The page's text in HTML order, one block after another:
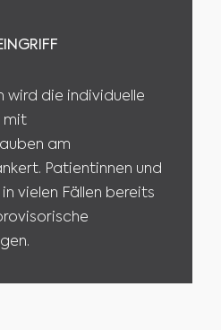
wird die individuelle
mit
am
Patientinnen und
vielen Fällen bereits